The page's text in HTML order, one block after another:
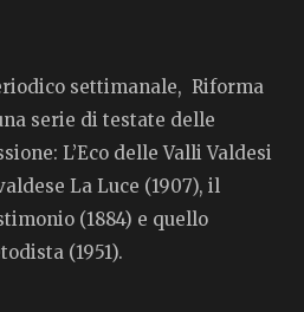
settimanale, Riforma
serie di testate delle
L’Eco delle Valli Valdesi
La Luce (1907), il
(1884) e quello
(1951).